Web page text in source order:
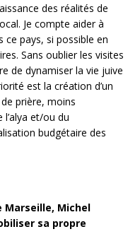
des réalités de
Je compte aider à
ce pays, si possible en
Sans oublier les visites
de dynamiser la vie juive
est la création d’un
prière, moins
et/ou du
budgétaire des
Marseille, Michel
sa propre